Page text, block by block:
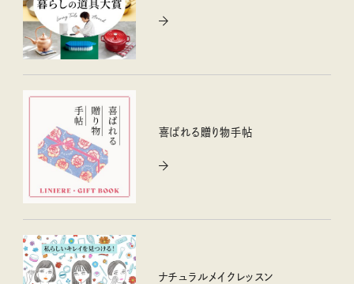
喜ばれる贈り物手帖
ナチュラルメイクレッスン